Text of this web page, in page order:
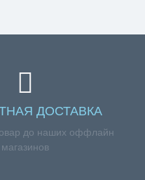
ДОСТАВКА
до наших оффлайн
магазинов